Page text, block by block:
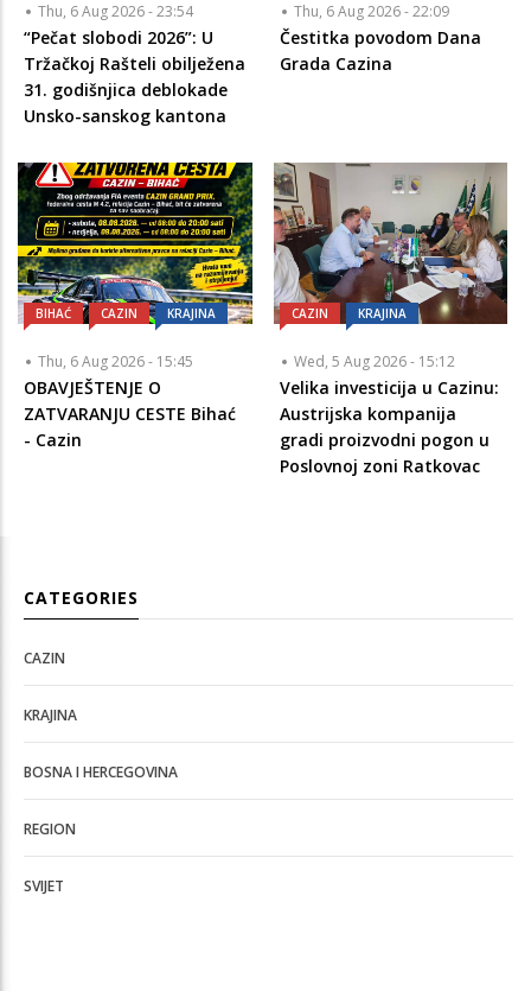
Thu, 6 Aug 2026 - 23:54
“Pečat slobodi 2026”: U
Tržačkoj Rašteli obilježena
31. godišnjica deblokade
Unsko-sanskog kantona
Thu, 6 Aug 2026 - 22:09
Čestitka povodom Dana
Grada Cazina
BIHAĆ CAZIN KRAJINA
Thu, 6 Aug 2026 - 15:45
OBAVJEŠTENJE O
ZATVARANJU CESTE Bihać
- Cazin
CAZIN KRAJINA
Wed, 5 Aug 2026 - 15:12
Velika investicija u Cazinu:
Austrijska kompanija
gradi proizvodni pogon u
Poslovnoj zoni Ratkovac
CATEGORIES
CAZIN
KRAJINA
BOSNA I HERCEGOVINA
REGION
SVIJET